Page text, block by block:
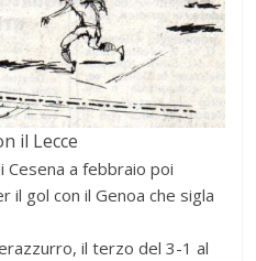
il Lecce
a febbraio poi
gol con il Genoa che sigla
il terzo del 3-1 al